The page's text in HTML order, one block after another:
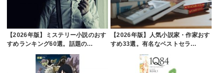
【2026年版】ミステリー小説のおす
すめランキング60選。話題の…
【2026年版】人気小説家・作家おす
すめ33選。有名なベストセラ…